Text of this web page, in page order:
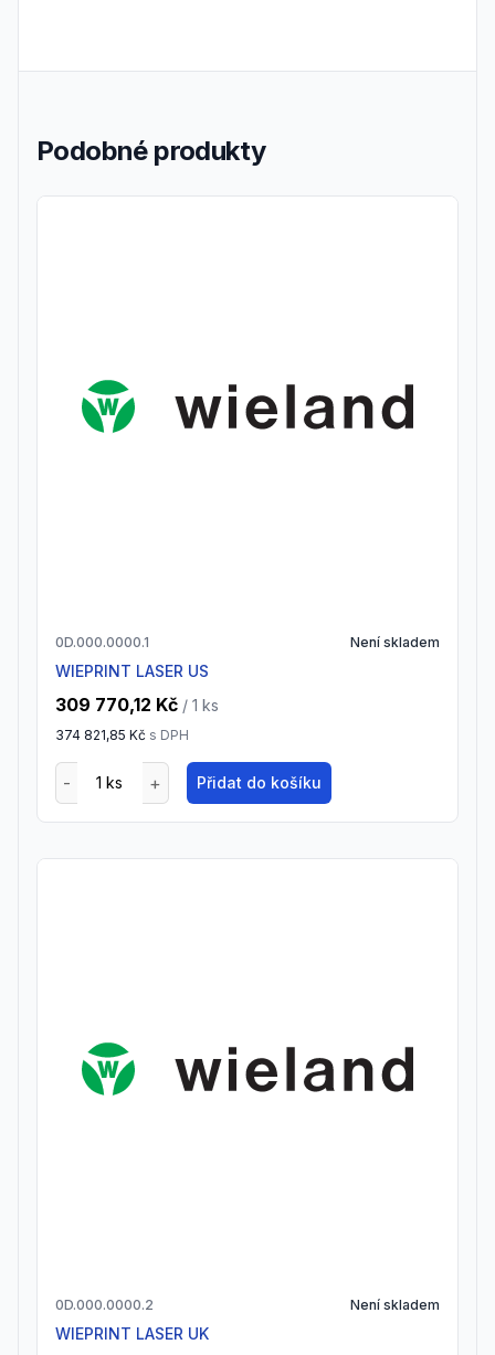
Podobné produkty
0D.000.0000.1 Není skladem
WIEPRINT LASER US
309 770,12 Kč / 1 ks
374 821,85 Kč s DPH
Přidat do košíku
0D.000.0000.2 Není skladem
WIEPRINT LASER UK